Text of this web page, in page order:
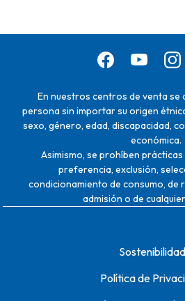
En nuestros centros de venta se
persona sin importar su origen
sexo, género, edad, discapacidad,
económica.
Asimismo, se prohíben
preferencia, exclusión,
condicionamiento de consumo, de
admisión o de
Sostenibilidad
Política de